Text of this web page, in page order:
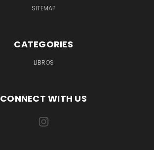
SITEMAP
CATEGORIES
LIBROS
CONNECT WITH US